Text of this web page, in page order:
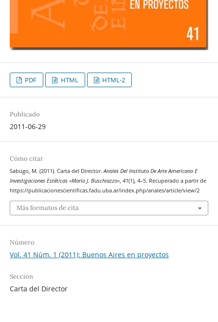
PDF HTML HTML-2
Publicado
2011-06-29
Cómo citar
Sabugo, M. (2011). Carta del Director.Anales Del Instituto De Arte Americano E
Investigaciones Estéticas «Mario J. Buschiazzo», 41(1), 4–5. Recuperado a partir de
https://publicacionescientificas.fadu.uba.ar/index.php/anales/article/view/2
Más formatos de cita
Número
Vol. 41 Núm. 1 (2011): Buenos Aires en proyectos
Sección
Carta del Director